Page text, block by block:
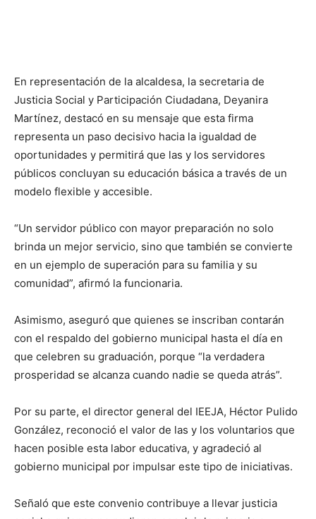
En representación de la alcaldesa, la secretaria de
Justicia Social y Participación Ciudadana, Deyanira
Martínez, destacó en su mensaje que esta firma
representa un paso decisivo hacia la igualdad de
oportunidades y permitirá que las y los servidores
públicos concluyan su educación básica a través de un
modelo flexible y accesible.
“Un servidor público con mayor preparación no solo
brinda un mejor servicio, sino que también se convierte
en un ejemplo de superación para su familia y su
comunidad”, afirmó la funcionaria.
Asimismo, aseguró que quienes se inscriban contarán
con el respaldo del gobierno municipal hasta el día en
que celebren su graduación, porque “la verdadera
prosperidad se alcanza cuando nadie se queda atrás”.
Por su parte, el director general del IEEJA, Héctor Pulido
González, reconoció el valor de las y los voluntarios que
hacen posible esta labor educativa, y agradeció al
gobierno municipal por impulsar este tipo de iniciativas.
Señaló que este convenio contribuye a llevar justicia